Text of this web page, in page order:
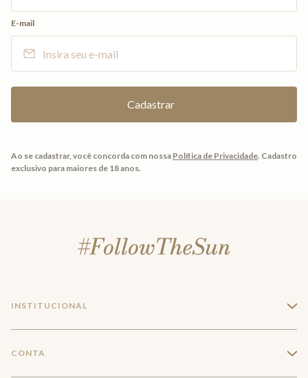
E-mail
Ao se cadastrar, você concorda com nossa Política de Privacidade. Cadastro
exclusivo para maiores de 18 anos.
INSTITUCIONAL +
CONTA +